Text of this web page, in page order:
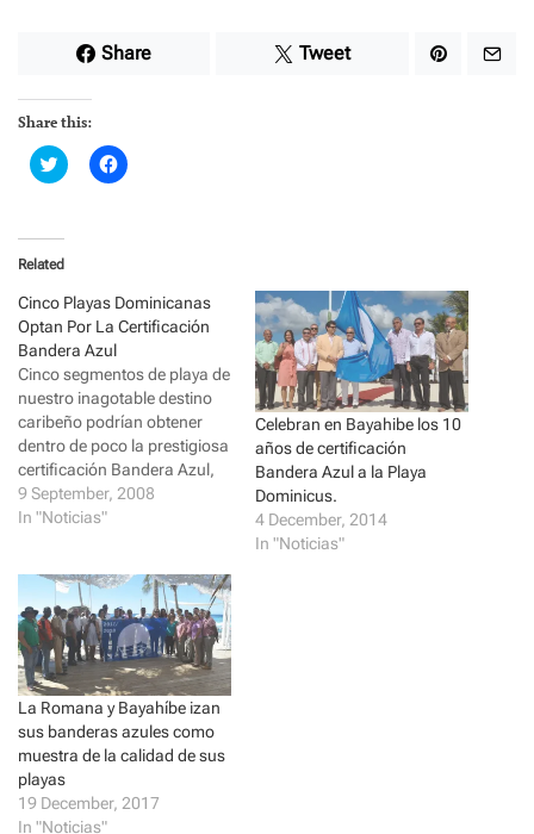
Share Tweet
Share this:
C
l
t
o
s
a
r
e
o
n
T
w
i
t
t
e
r
(
O
p
i
n
n
e
w
w
i
n
d
o
w
)
C
l
a
r
e
F
a
c
e
b
o
o
k
(
s
n
n
e
w
w
i
n
d
o
w
)
Related
Cinco Playas Dominicanas
Optan Por La Certificación
Bandera Azul
Cinco segmentos de playa de
nuestro inagotable destino
caribeño podrían obtener
dentro de poco la prestigiosa
certificación Bandera Azul,
sumándose a un selecto
grupo de locaciones
ambientales, sanitarios y de
seguridad. Con las
incorporaciones de Playa
Dorada I y II (situadas en…
9 September, 2008
In "Noticias"
Celebran en Bayahibe los 10
años de certificación
Bandera Azul a la Playa
Dominicus.
4 December, 2014
In "Noticias"
La Romana y Bayahíbe izan
sus banderas azules como
muestra de la calidad de sus
playas
19 December, 2017
In "Noticias"